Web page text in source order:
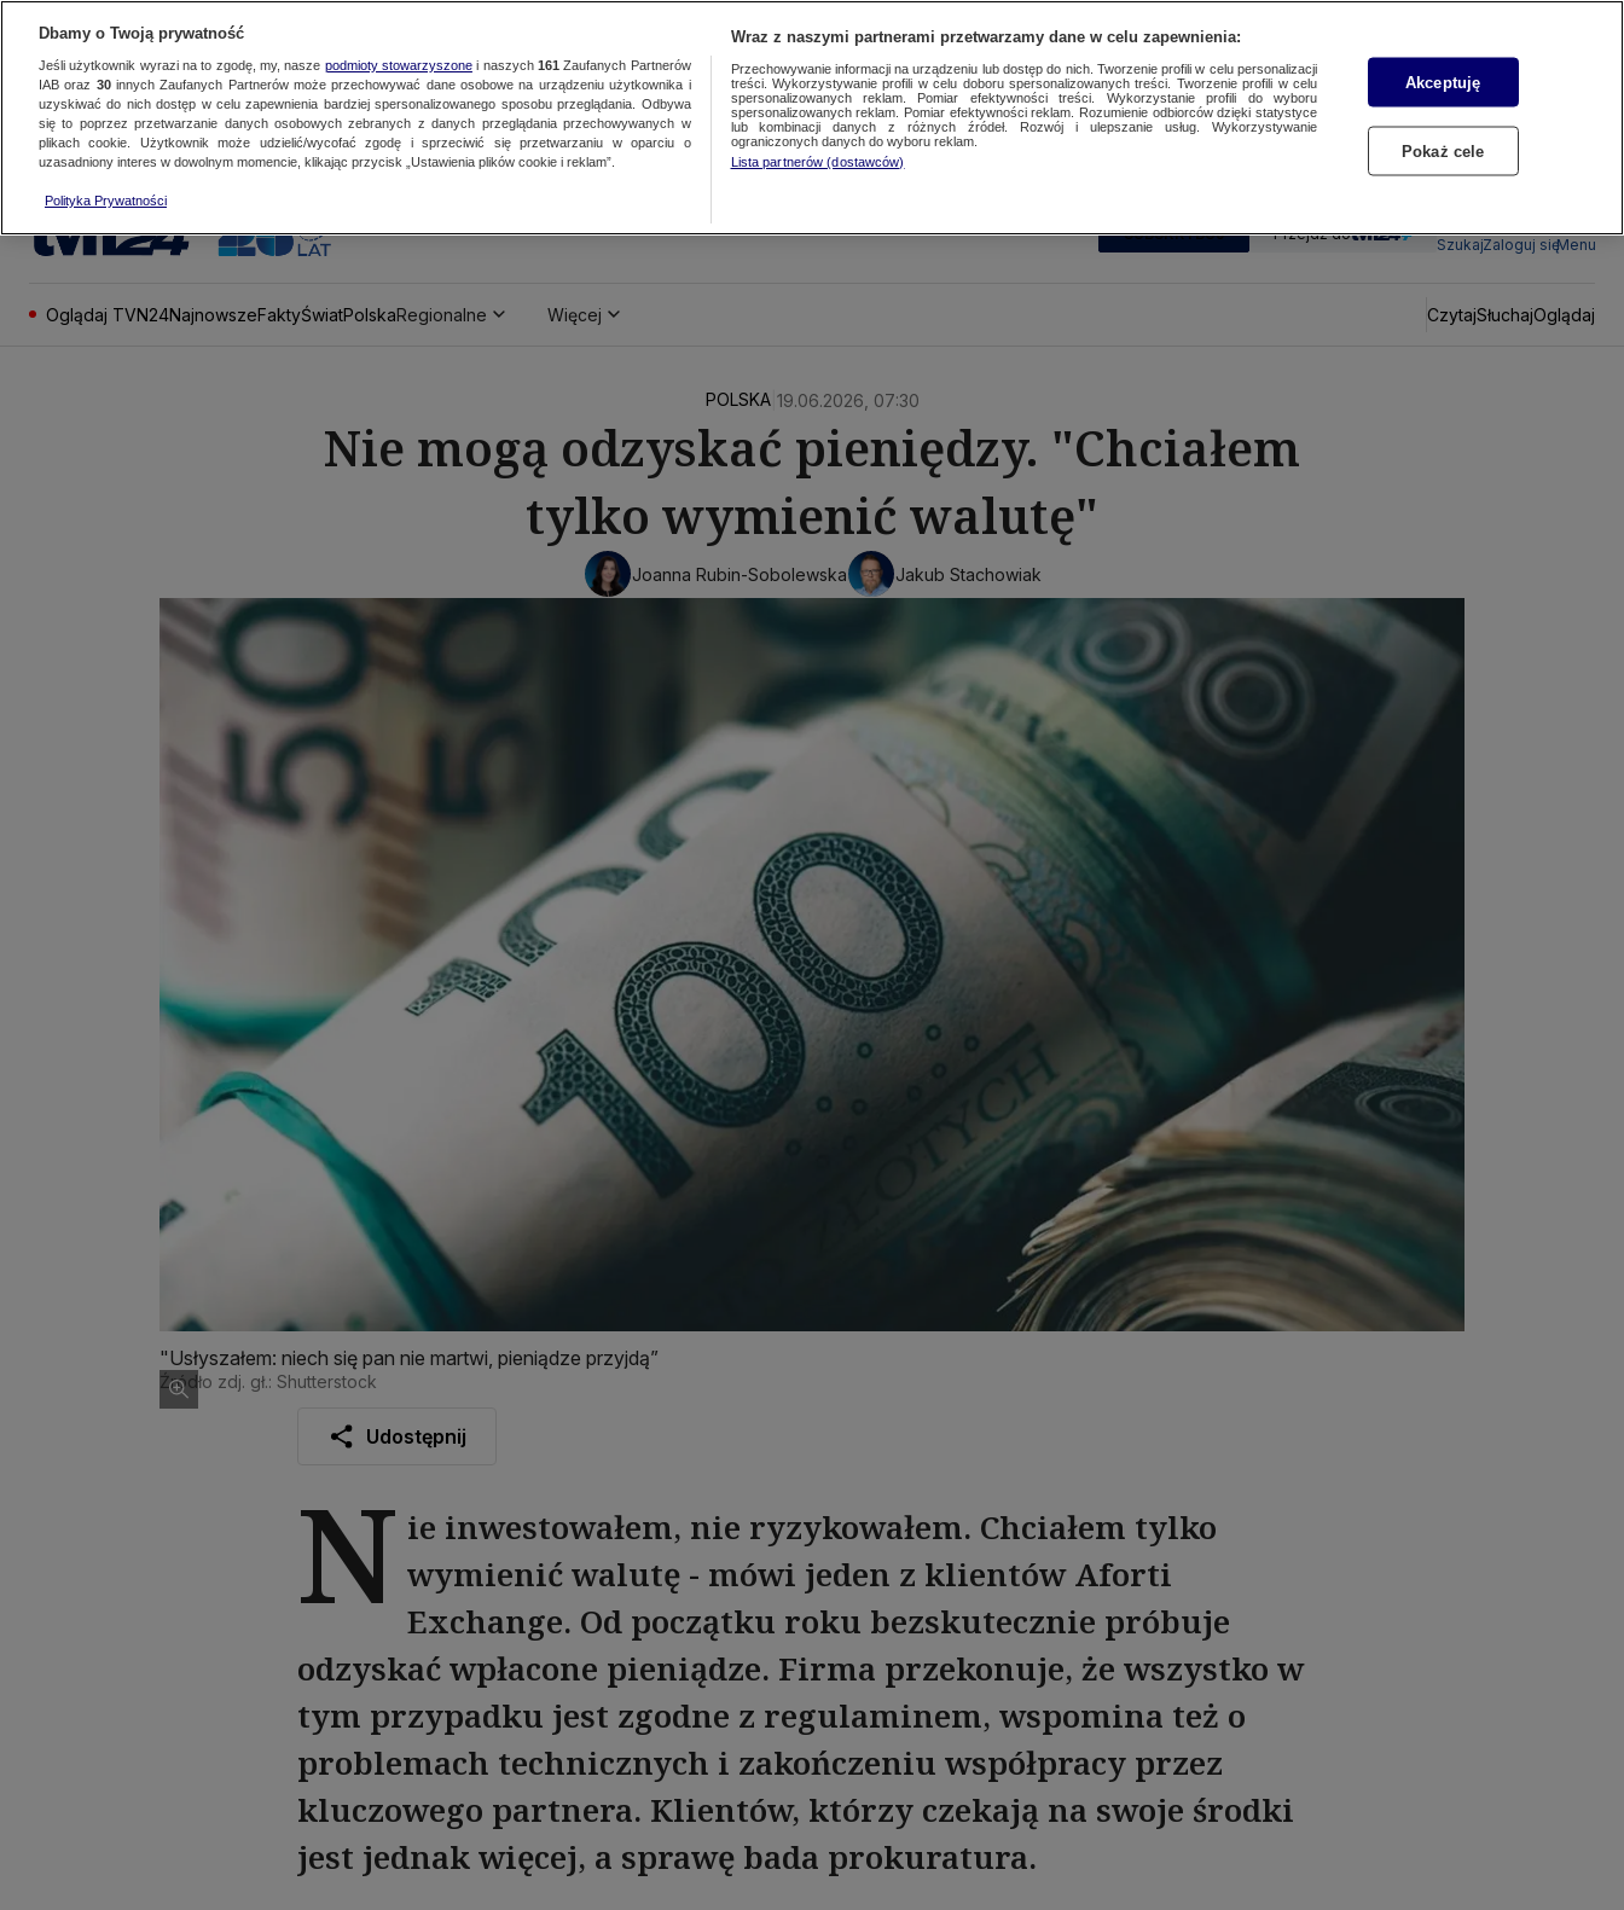
SUBSKRYBUJ Przejdź do
SzukajZaloguj sięMenu
Oglądaj TVN24NajnowszeFaktyŚwiatPolskaRegionalne Więcej CzytajSłuchajOglądaj
POLSKA| 19.06.2026, 07:30
Nie mogą odzyskać pieniędzy. "Chciałem
tylko wymienić walutę"
Joanna Rubin-Sobolewska Jakub Stachowiak
"Usłyszałem: niech się pan nie martwi, pieniądze przyjdą”
Źródło zdj. gł.: Shutterstock
Udostępnij
N ie inwestowałem, nie ryzykowałem. Chciałem tylko
wymienić walutę - mówi jeden z klientów Aforti
Exchange. Od początku roku bezskutecznie próbuje
odzyskać wpłacone pieniądze. Firma przekonuje, że wszystko w
tym przypadku jest zgodne z regulaminem, wspomina też o
problemach technicznych i zakończeniu współpracy przez
kluczowego partnera. Klientów, którzy czekają na swoje środki
jest jednak więcej, a sprawę bada prokuratura.
Dbamy o Twoją prywatność
Jeśli użytkownik wyrazi na to zgodę, my, nasze podmioty stowarzyszonei naszych 161 Zaufanych Partnerów
IAB oraz 30innych Zaufanych Partnerów może przechowywać dane osobowe na urządzeniu użytkownika i
uzyskiwać do nich dostęp w celu zapewnienia bardziej spersonalizowanego sposobu przeglądania. Odbywa
się to poprzez przetwarzanie danych osobowych zebranych z danych przeglądania przechowywanych w
plikach cookie. Użytkownik może udzielić/wycofać zgodę i sprzeciwić się przetwarzaniu w oparciu o
uzasadniony interes w dowolnym momencie, klikając przycisk „Ustawienia plików cookie i reklam”.
Polityka Prywatności
Wraz z naszymi partnerami przetwarzamy dane w celu zapewnienia:
Przechowywanie informacji na urządzeniu lub dostęp do nich. Tworzenie profili w celu personalizacji
treści. Wykorzystywanie profili w celu doboru spersonalizowanych treści. Tworzenie profili w celu
spersonalizowanych reklam. Pomiar efektywności treści. Wykorzystanie profili do wyboru
spersonalizowanych reklam. Pomiar efektywności reklam. Rozumienie odbiorców dzięki statystyce
lub kombinacji danych z różnych źródeł. Rozwój i ulepszanie usług. Wykorzystywanie
ograniczonych danych do wyboru reklam.
Lista partnerów (dostawców)
Akceptuję
Pokaż cele